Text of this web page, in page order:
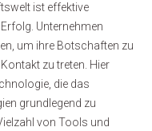
ist effektive
Unternehmen
um ihre Botschaften zu
zu treten. Hier
die das
grundlegend zu
von Tools und